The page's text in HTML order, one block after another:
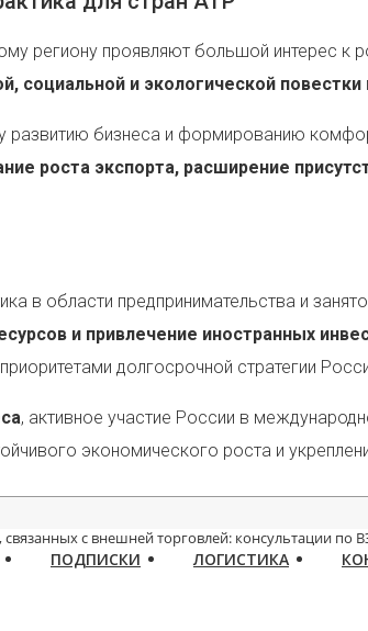
региону проявляют большой интерес
социальной и экологической повестки
развитию бизнеса и формированию
роста экспорта, расширение
в области предпринимательства и
и привлечение иностранных
долгосрочной стратегии
, активное участие России в
экономического роста и
с внешней торговлей: консультации
ПОДПИСКИ ЛОГИСТИКА